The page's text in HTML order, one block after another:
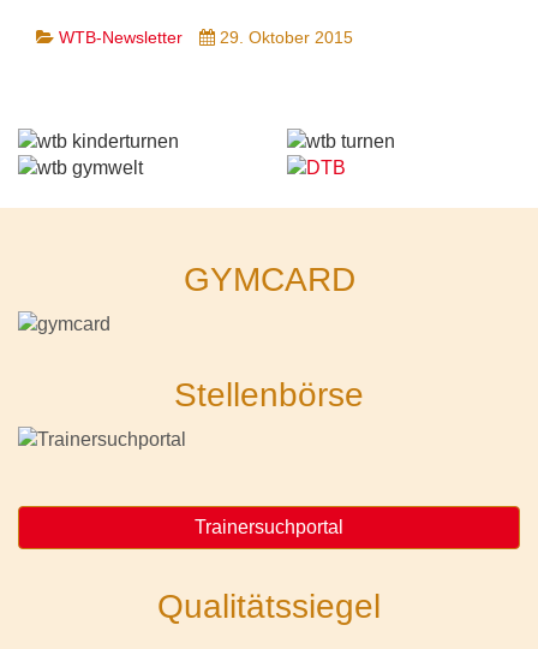
WTB-Newsletter 29. Oktober 2015
GYMCARD
Stellenbörse
Trainersuchportal
Qualitätssiegel